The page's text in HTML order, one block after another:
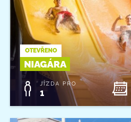
OTEVŘENO
NIAGÁRA
JÍZDA PRO
1